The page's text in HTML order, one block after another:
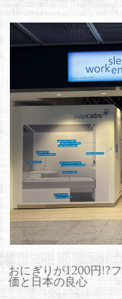
おにぎりが1200円!?
価と日本の良心